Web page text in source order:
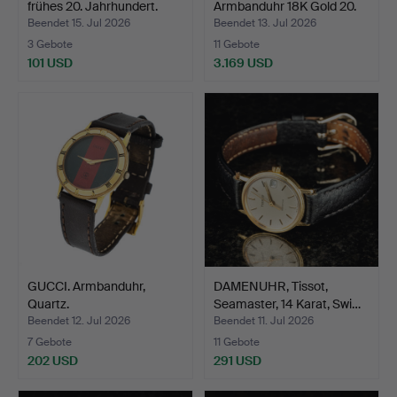
frühes 20. Jahrhundert.
Beendet 15. Jul 2026
3 Gebote
101 USD
Armbanduhr 18K Gold 20.
Jahr…
Beendet 13. Jul 2026
11 Gebote
3.169 USD
GUCCI. Armbanduhr,
Quartz.
Beendet 12. Jul 2026
7 Gebote
202 USD
DAMENUHR, Tissot,
Seamaster, 14 Karat, Swi…
Beendet 11. Jul 2026
11 Gebote
291 USD